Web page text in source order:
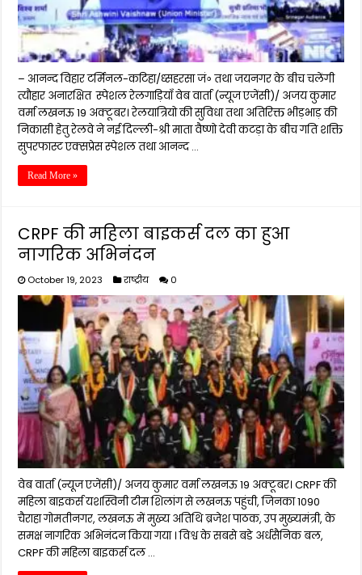
– आनन्द विहार टर्मिनल-कटिहा/ध्सहरसा जं॰ तथा जयनगर के बीच चलेंगी
त्यौहार अनारक्षित स्पेशल रेलगाड़ियाँ वेब वार्ता (न्यूज एजेंसी)/ अजय कुमार
वर्मा लखनऊ 19 अक्टूबर। रेलयात्रियो की सुविधा तथा अतिरिक्त भीड़भाड़ की
निकासी हेतु रेलवे ने नई दिल्ली-श्री माता वैष्णो देवी कटड़ा के बीच गति शक्ति
सुपरफास्ट एक्सप्रेस स्पेशल तथा आनन्द …
Read More »
CRPF की महिला बाइकर्स दल का हुआ
नागरिक अभिनंदन
October 19, 2023 राष्ट्रीय 0
वेब वार्ता (न्यूज एजेंसी)/ अजय कुमार वर्मा लखनऊ 19 अक्टूबर। CRPF की
महिला बाइकर्स यशस्विनी टीम शिलांग से लखनऊ पहुंची, जिनका 1090
चैराहा गोमतीनगर, लखनऊ में मुख्य अतिथि ब्रजेश पाठक, उप मुख्यमंत्री, के
समक्ष नागरिक अभिनंदन किया गया । विश्व के सबसे बडे अर्धसैनिक बल,
CRPF की महिला बाइकर्स दल …